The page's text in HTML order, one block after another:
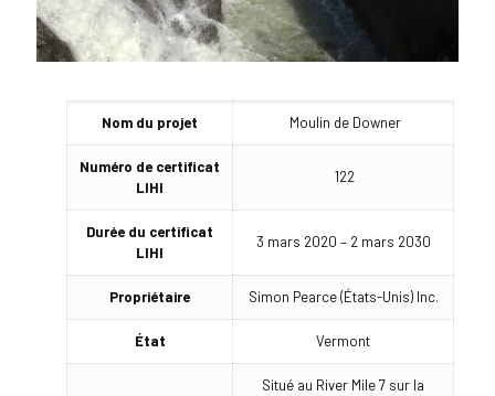
Nom du projet Moulin de Downer
Numéro de certificat
LIHI
122
Durée du certificat
LIHI
3 mars 2020 – 2 mars 2030
Propriétaire Simon Pearce (États-Unis) Inc.
État Vermont
Situé au River Mile 7 sur la